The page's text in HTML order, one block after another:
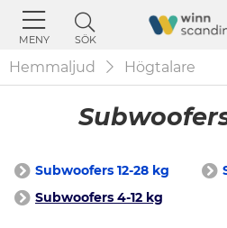
MENY SÖK
Hemmaljud Högtalare
Subwoofers 12-28 kg
Subwoofers 4-12 kg